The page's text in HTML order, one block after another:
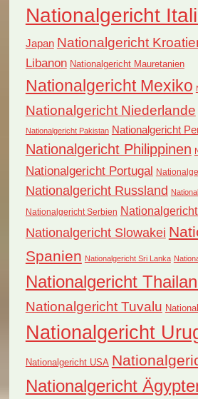
Nationalgericht
Japan Nationalgericht
Libanon Nationalgericht Mauretanien
Nationalgericht Mexiko
Nationalgericht Niederlande
Nationalgericht Pakistan Nationalgericht
Nationalgericht Philippinen
Nationalgericht Portugal
Nationalgericht Russland
Nationalgericht Serbien
Nationalgericht Slowakei
Spanien Nationalgericht Sri Lanka
Nationalgericht
Nationalgericht Tuvalu
Nationalgericht
Nationalgericht USA
Nationalgericht